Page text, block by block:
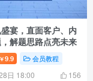
宴，直面客户、内
解题思路点亮未来
￥9.9 会员教程
日 18:00 156